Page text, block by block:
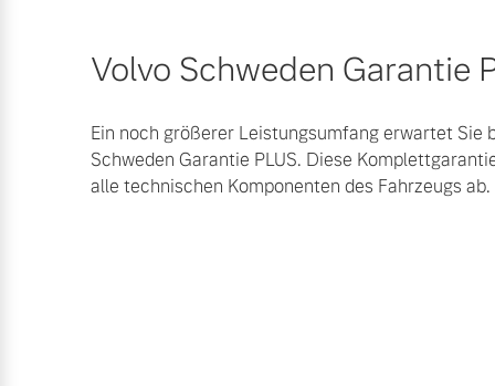
Entdecken Sie unsere saisonalen
Mehr erfahren
Volvo Schweden Garantie
Ein noch größerer Leistungsumfang erwartet Sie
Schweden Garantie PLUS. Diese
alle technischen Komponenten des Fahrzeugs ab.